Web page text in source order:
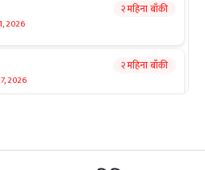
2026
२ महिना बाँकी
2026
२ महिना बाँकी